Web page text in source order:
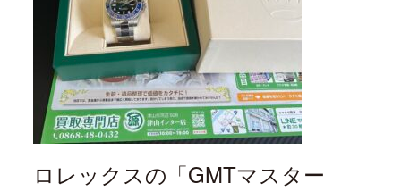
ロレックスの「GMTマスター